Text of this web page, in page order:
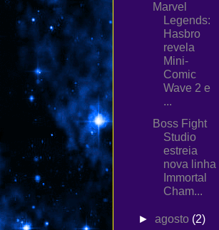
Marvel
Legends:
Hasbro
revela
Mini-
Comic
Wave 2 e
...
Boss Fight
Studio
estreia
nova linha
Immortal
Cham...
►agosto (2)